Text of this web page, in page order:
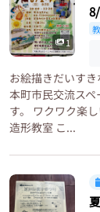
1
お絵描きだいすき
本町市民交流ス
す。 ワクワク楽
造形教室 こ...